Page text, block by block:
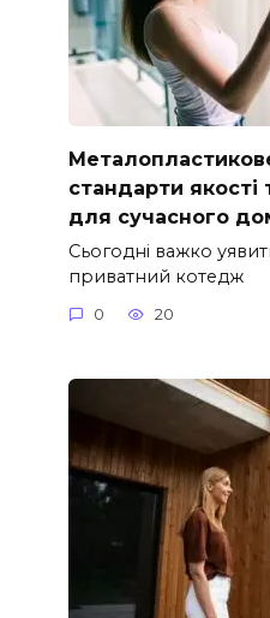
стандарти якості
для сучасного
Сьогодні важко
приватний котедж
0 20